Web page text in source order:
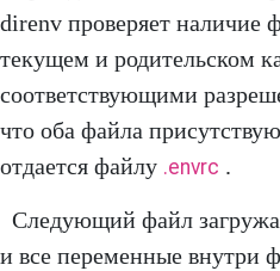
direnv проверяет наличие
текущем и родительском
соответствующими
что оба файла
отдается файлу .envrc .
Следующий файл
и все переменные внутри